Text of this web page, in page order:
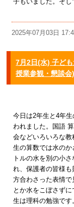
2025年07月03日
7月2日(水) 子ど
授業参観・懇談会)
今日は2年生と4年
われました。国語
会などいろいろな
生の算数では水の
トルの水を別の小
れ、保護者の皆様
方合わさった表情
とか水をこぼさず
生は理科の勉強で